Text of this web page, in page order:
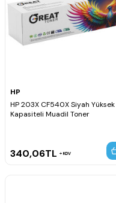
HP
HP 203X CF540X Siyah Yüksek
Kapasiteli Muadil Toner
340,06TL KDV